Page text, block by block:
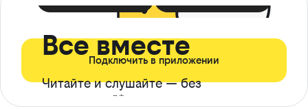
Все вместе
Читайте и слушайте — без
ограничений*
Подключить в приложении